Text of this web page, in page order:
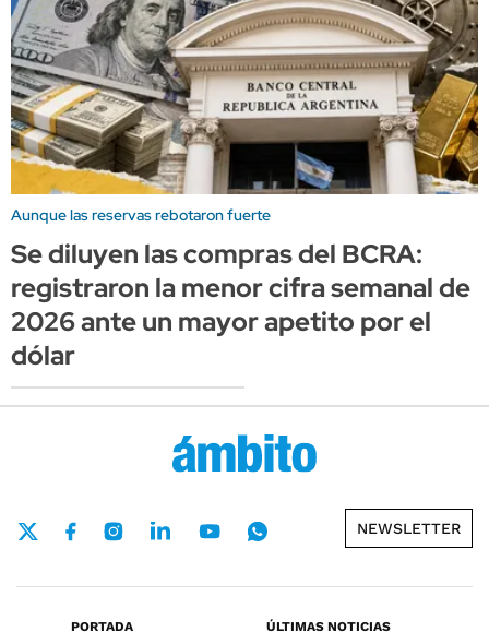
Aunque las reservas rebotaron fuerte
Se diluyen las compras del BCRA:
registraron la menor cifra semanal de
2026 ante un mayor apetito por el
dólar
NEWSLETTER
PORTADA
ÚLTIMAS NOTICIAS